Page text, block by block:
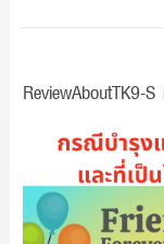
ReviewAboutTK9-